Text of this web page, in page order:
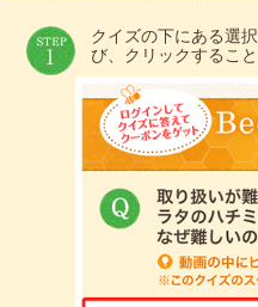
クイズの下にある選
び、クリックするこ